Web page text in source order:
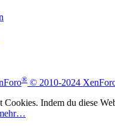
® © 2010-2024
Cookies. Indem du diese